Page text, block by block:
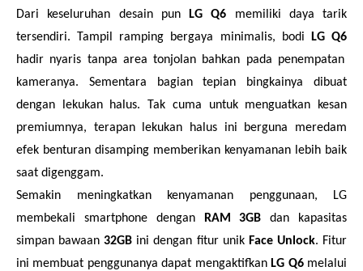
Dari keseluruhan desain pun LG Q6 memiliki daya tarik
tersendiri. Tampil ramping bergaya minimalis, bodi
LG Q6
hadir nyaris tanpa area tonjolan bahkan pada penempatan
kameranya. Sementara bagian tepian bingkainya dibuat
dengan lekukan halus. Tak cuma untuk menguatkan kesan
premiumnya, terapan lekukan halus ini berguna meredam
efek benturan disamping memberikan kenyamanan lebih baik
saat digenggam.
Semakin meningkatkan kenyamanan penggunaan, LG
membekali smartphone dengan
RAM 3GB dan kapasitas
simpan bawaan32GB ini dengan fitur unik Face Unlock. Fitur
ini membuat penggunanya dapat mengaktifkan LG Q6melalui